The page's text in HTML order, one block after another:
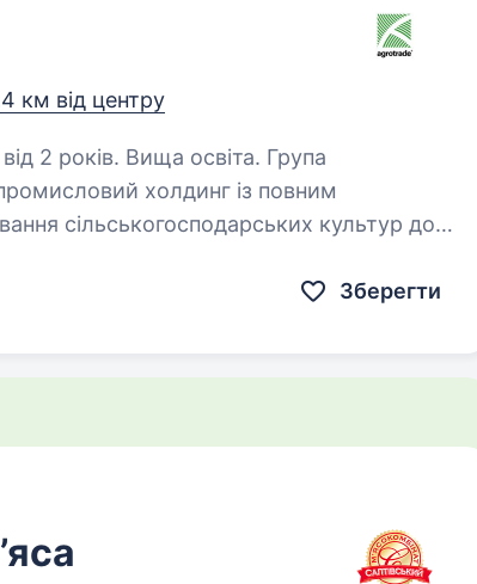
км від центру
років. Вища освіта. Група
холдинг із повним
сільськогосподарських культур до
Зберегти